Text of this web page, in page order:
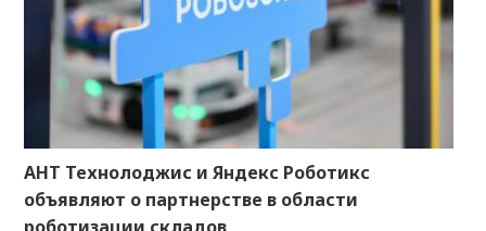
АНТ Технолоджис и Яндекс Роботикс
объявляют о партнерстве в области